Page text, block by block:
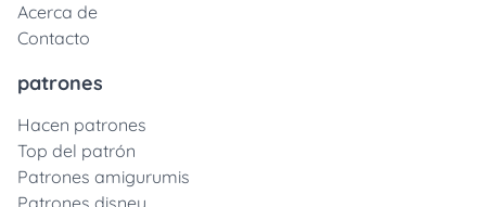
Acerca de
Contacto
patrones
Hacen patrones
Top del patrón
Patrones amigurumis
Patrones disney